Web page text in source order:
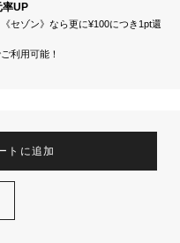
率UP
セゾン》なら更に¥100につき1pt還
利用可能！
トに追加